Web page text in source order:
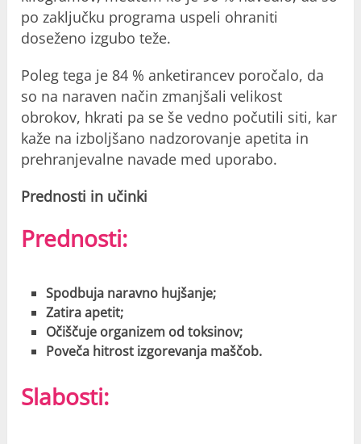
po zaključku programa uspeli ohraniti
doseženo izgubo teže.
Poleg tega je 84 % anketirancev poročalo, da
so na naraven način zmanjšali velikost
obrokov, hkrati pa se še vedno počutili siti, kar
kaže na izboljšano nadzorovanje apetita in
prehranjevalne navade med uporabo.
Prednosti in učinki
Prednosti:
Spodbuja naravno hujšanje;
Zatira apetit;
Očiščuje organizem od toksinov;
Poveča hitrost izgorevanja maščob.
Slabosti: